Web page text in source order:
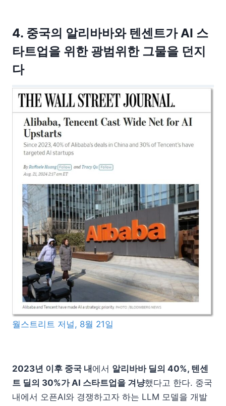
4. 중국의 알리바바와 텐센트가 AI 스
타트업을 위한 광범위한 그물을 던지
다
월스트리트 저널, 8월 21일
2023년 이후 중국 내에서 알리바바 딜의 40%, 텐센
트 딜의 30%가 AI 스타트업을 겨냥했다고 한다. 중국
내에서 오픈AI와 경쟁하고자 하는 LLM 모델을 개발